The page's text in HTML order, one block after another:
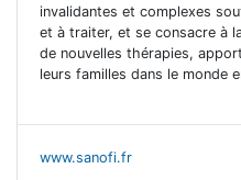
invalidantes et complexes
et à traiter, et se consacre à
de nouvelles thérapies,
leurs familles dans le monde
www.sanofi.fr